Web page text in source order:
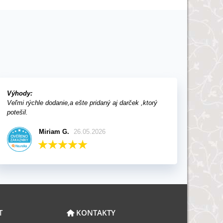
Výhody:
Veľmi rýchle dodanie,a ešte pridaný aj darček ,ktorý
potešil.
Miriam G. 26.05.2026
KONTAKTY